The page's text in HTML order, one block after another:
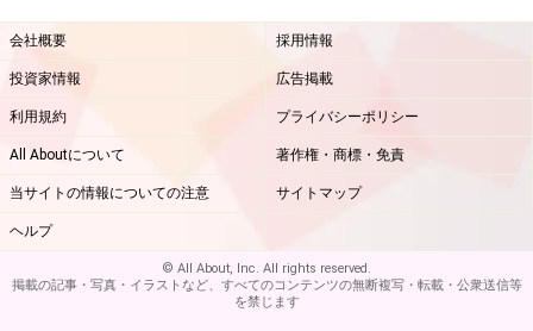
会社概要 採用情報
投資家情報 広告掲載
利用規約 プライバシーポリシー
All Aboutについて 著作権・商標・免責
当サイトの情報についての注意 サイトマップ
ヘルプ
© All About, Inc. All rights reserved.
掲載の記事・写真・イラストなど、すべてのコンテンツの無断複写・転載・公衆送信等
を禁じます